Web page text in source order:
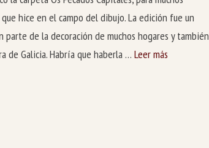
hice en el campo del dibujo. La edición fue un
de la decoración de muchos hogares y también
de Galicia. Habría que haberla … Leer más